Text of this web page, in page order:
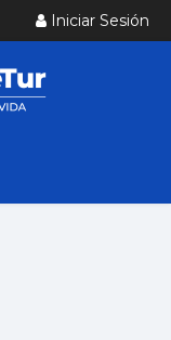
Iniciar Sesión